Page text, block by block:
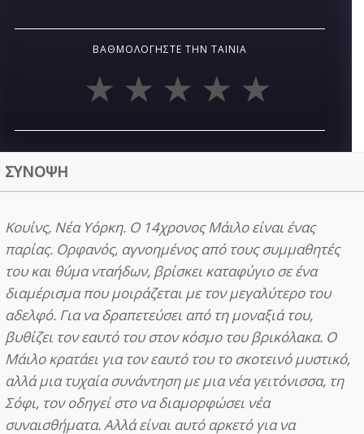
ΒΑΘΜΟΛΟΓΉΣΤΕ ΤΗΝ ΤΑΙΝΊΑ
ΣΥΝΟΨΗ
Κουίνς, Νέα Υόρκη. Ο 14χρονος Μάιλο είναι ένας
παρίας. Ορφανός, αγνοημένος από τους συμμαθητές
του και θύμα νταήδων, βρίσκει καταφύγιο σε ένα
διαμέρισμα που μοιράζεται με τον μεγαλύτερο του
αδελφό. Για να δραπετεύσει από τη μοναξιά του,
βυθίζει τον εαυτό του στον κόσμο του βρικόλακα. Ο
Μάιλο κρατάει για τον εαυτό του το σκοτεινό μυστικό,
αλλά μια τυχαία συνάντηση με μια νέα γειτόνισσα, τη
Σόφι, τον οδηγεί στο να διαμορφώσει νέα
συναισθήματα. Αλλά είναι αυτό αρκετό για να